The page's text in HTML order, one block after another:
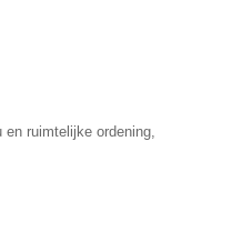
ruimtelijke ordening,